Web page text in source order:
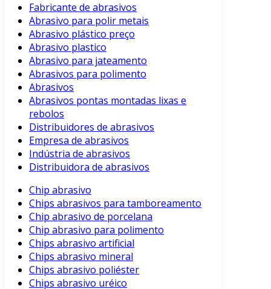
Fabricante de abrasivos
Abrasivo para polir metais
Abrasivo plástico preço
Abrasivo plastico
Abrasivo para jateamento
Abrasivos para polimento
Abrasivos
Abrasivos pontas montadas lixas e
rebolos
Distribuidores de abrasivos
Empresa de abrasivos
Indústria de abrasivos
Distribuidora de abrasivos
Chip abrasivo
Chips abrasivos para tamboreamento
Chip abrasivo de porcelana
Chip abrasivo para polimento
Chips abrasivo artificial
Chips abrasivo mineral
Chips abrasivo poliéster
Chips abrasivo uréico